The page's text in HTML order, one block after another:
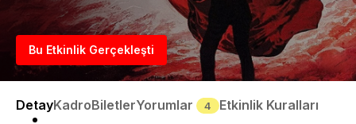
Bu Etkinlik Gerçekleşti
DetayKadroBiletlerYorumlar 4 Etkinlik Kuralları